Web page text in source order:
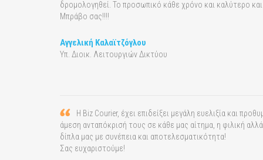
δρομολογηθεί. Το προσωπικό κάθε χρόνο και καλύτερο
Μπράβο σας!!!!
Αγγελική Καλαϊτζόγλου
Υπ. Διοικ. Λειτουργιών Δικτύου
H Biz Courier, έχει επιδείξει μεγάλη ευελιξία και
άμεση ανταπόκρισή τους σε κάθε μας αίτημα, η φιλική
δίπλα μας με συνέπεια και αποτελεσματικότητα!
Σας ευχαριστούμε!